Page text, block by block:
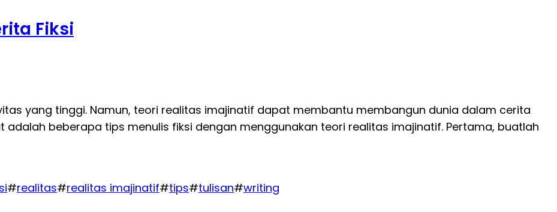
Fiksi
yang tinggi. Namun, teori realitas imajinatif dapat membantu membangun dunia dalam cerita
adalah beberapa tips menulis fiksi dengan menggunakan teori realitas imajinatif. Pertama, buatlah
#realitas#realitas imajinatif#tips#tulisan#writing